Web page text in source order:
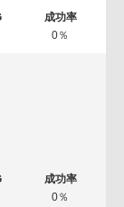
0％
0％